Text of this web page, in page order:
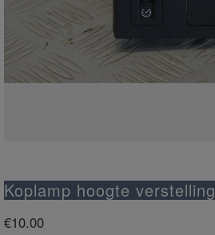
Koplamp hoogte verstelling
€10.00